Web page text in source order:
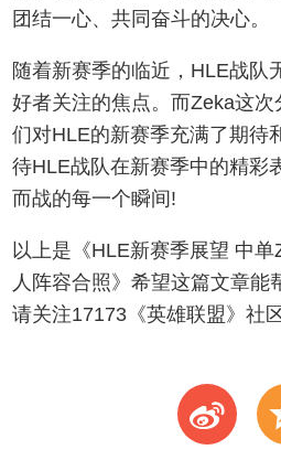
团结一心、共同奋斗的决心。
随着新赛季的临近，HLE战队
好者关注的焦点。而Zeka这次
们对HLE的新赛季充满了期待
待HLE战队在新赛季中的精彩
而战的每一个瞬间!
以上是《HLE新赛季展望 中
人阵容合照》希望这篇文章能
请关注17173《英雄联盟》社区
t